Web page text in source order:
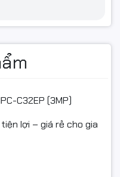
C32EP (3MP)
lợi – giá rẻ cho gia